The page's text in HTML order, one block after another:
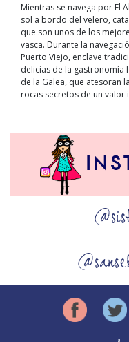
Mientras se navega por El
sol a bordo del velero,
que son unos de los
vasca. Durante la
Puerto Viejo, enclave
delicias de la gastronomía
de la Galea, que atesoran
rocas secretos de un valor